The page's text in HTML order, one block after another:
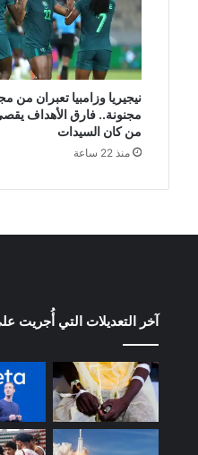
نيجيريا وزامبيا تعبران من
مجنونة.. فارق الأهداف
من كان السيدات
منذ 22 ساعة
آخر التعديلات التي أُجريت